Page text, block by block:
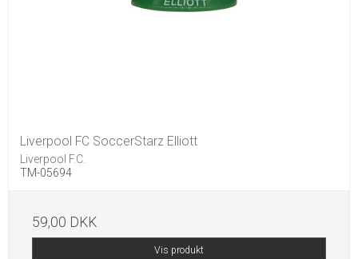
Liverpool FC SoccerStarz Elliott
Liverpool F.C.
TM-05694
59,00 DKK
Vis produkt